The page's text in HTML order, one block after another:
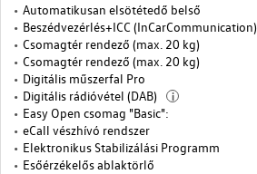
Automatikusan elsötétedő belső
Beszédvezérlés+ICC (InCarCommunication)
Csomagtér rendező (max. 20 kg)
Csomagtér rendező (max. 20 kg)
Digitális műszerfal Pro
Digitális rádióvétel (DAB)
i
Easy Open csomag "Basic":
eCall vészhívó rendszer
Elektronikus Stabilizálási Programm
Esőérzékelős ablaktörlő